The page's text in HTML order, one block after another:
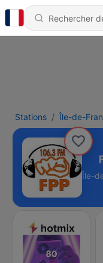
Stations Île-de-
Plurielle
Île-